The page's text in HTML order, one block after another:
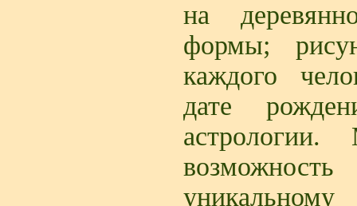
на
формы;
каждого
дате